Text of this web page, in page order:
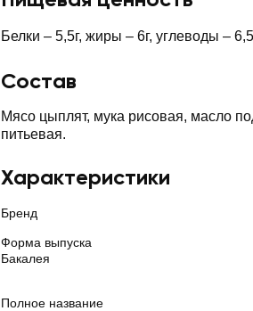
Белки – 5,5г, жиры – 6г, углеводы –
Состав
Мясо цыплят, мука рисовая, масло
питьевая.
Характеристики
Бренд
Форма выпуска
Бакалея
Полное название